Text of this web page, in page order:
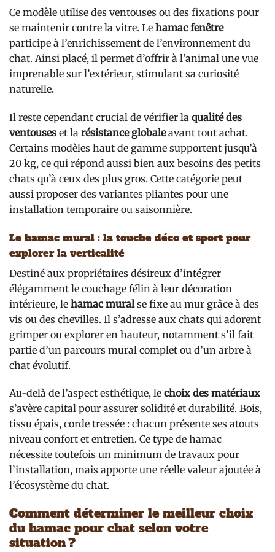
Ce modèle utilise des ventouses ou des fixations pour
se maintenir contre la vitre. Le hamac fenêtre
participe à l’enrichissement de l’environnement du
chat. Ainsi placé, il permet d’offrir à l’animal une vue
imprenable sur l’extérieur, stimulant sa curiosité
naturelle.
Il reste cependant crucial de vérifier la qualité des
ventouses et la résistance globaleavant tout achat.
Certains modèles haut de gamme supportent jusqu’à
20 kg, ce qui répond aussi bien aux besoins des petits
chats qu’à ceux des plus gros. Cette catégorie peut
aussi proposer des variantes pliantes pour une
installation temporaire ou saisonnière.
Le hamac mural : la touche déco et sport pour
explorer la verticalité
Destiné aux propriétaires désireux d’intégrer
élégamment le couchage félin à leur décoration
intérieure, le hamac muralse fixe au mur grâce à des
vis ou des chevilles. Il s’adresse aux chats qui adorent
grimper ou explorer en hauteur, notamment s’il fait
partie d’un parcours mural complet ou d’un arbre à
chat évolutif.
Au-delà de l’aspect esthétique, le choix des matériaux
s’avère capital pour assurer solidité et durabilité. Bois,
tissu épais, corde tressée : chacun présente ses atouts
niveau confort et entretien. Ce type de hamac
nécessite toutefois un minimum de travaux pour
l’installation, mais apporte une réelle valeur ajoutée à
l’écosystème du chat.
Comment déterminer le meilleur choix
du hamac pour chat selon votre
situation ?